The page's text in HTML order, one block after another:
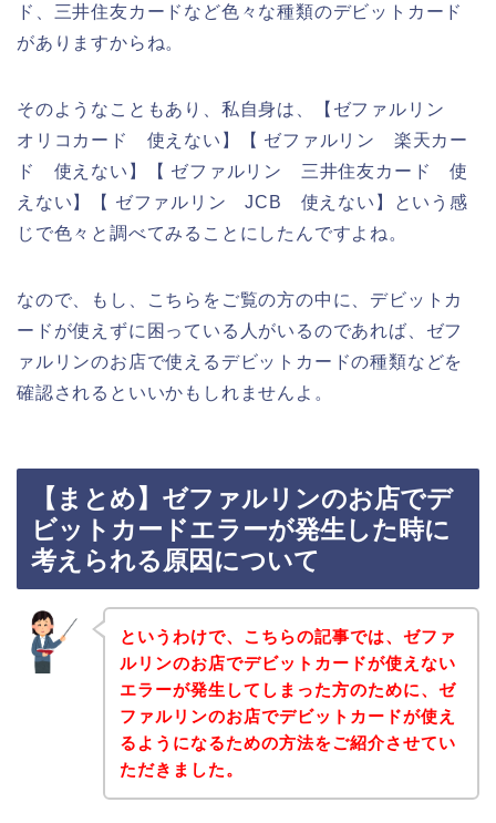
ド、三井住友カードなど色々な種類のデビットカード
がありますからね。
そのようなこともあり、私自身は、【ゼファルリン
オリコカード 使えない】【 ゼファルリン 楽天カー
ド 使えない】【 ゼファルリン 三井住友カード 使
えない】【 ゼファルリン JCB 使えない】という感
じで色々と調べてみることにしたんですよね。
なので、もし、こちらをご覧の方の中に、デビットカ
ードが使えずに困っている人がいるのであれば、ゼフ
ァルリンのお店で使えるデビットカードの種類などを
確認されるといいかもしれませんよ。
【まとめ】ゼファルリンのお店でデ
ビットカードエラーが発生した時に
考えられる原因について
というわけで、こちらの記事では、ゼファ
ルリンのお店でデビットカードが使えない
エラーが発生してしまった方のために、ゼ
ファルリンのお店でデビットカードが使え
るようになるための方法をご紹介させてい
ただきました。